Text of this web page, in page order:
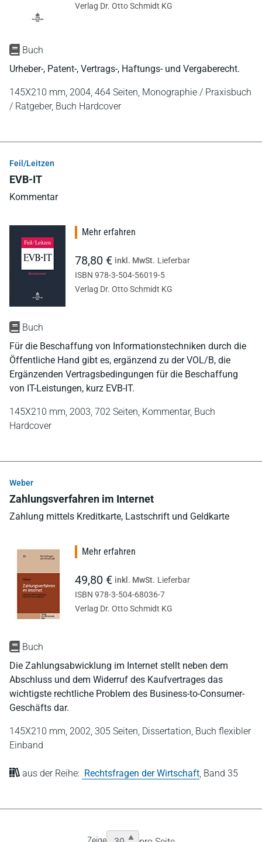
Buch
Urheber-, Patent-, Vertrags-, Haftungs- und Vergaberecht.
145X210 mm, 2004, 464 Seiten, Monographie / Praxisbuch
/ Ratgeber, Buch Hardcover
Verlag Dr. Otto Schmidt KG
Feil/Leitzen
EVB-IT
Kommentar
Buch
Für die Beschaffung von Informationstechniken durch die
Öffentliche Hand gibt es, ergänzend zu der VOL/B, die
Ergänzenden Vertragsbedingungen für die Beschaffung
von IT-Leistungen, kurz EVB-IT.
145X210 mm, 2003, 702 Seiten, Kommentar, Buch
Hardcover
Mehr erfahren
78,80 € inkl. MwSt. Lieferbar
ISBN 978-3-504-56019-5
Verlag Dr. Otto Schmidt KG
Weber
Zahlungsverfahren im Internet
Zahlung mittels Kreditkarte, Lastschrift und Geldkarte
Buch
Die Zahlungsabwicklung im Internet stellt neben dem
Abschluss und dem Widerruf des Kaufvertrages das
wichtigste rechtliche Problem des Business-to-Consumer-
Geschäfts dar.
145X210 mm, 2002, 305 Seiten, Dissertation, Buch flexibler
Einband
aus der Reihe: Rechtsfragen der Wirtschaft Band 35
Mehr erfahren
49,80 € inkl. MwSt. Lieferbar
ISBN 978-3-504-68036-7
Verlag Dr. Otto Schmidt KG